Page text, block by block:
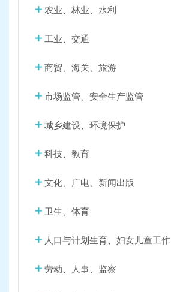
农业、林业、水利
工业、交通
商贸、海关、旅游
市场监管、安全生产监管
城乡建设、环境保护
科技、教育
文化、广电、新闻出版
卫生、体育
人口与计划生育、妇女儿童工作
劳动、人事、监察